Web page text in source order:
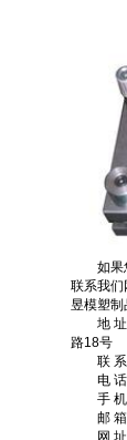
如果您
联系我们
昱模塑制
地 址
路18号
联 系
电 话
手 机
邮 箱